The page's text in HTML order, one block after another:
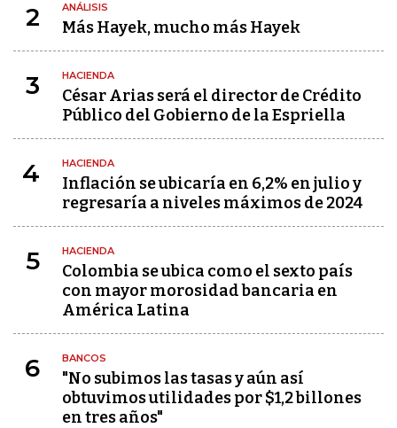
2 ANÁLISIS
Más Hayek, mucho más Hayek
3 HACIENDA
César Arias será el director de Crédito
Público del Gobierno de la Espriella
4 HACIENDA
Inflación se ubicaría en 6,2% en julio y
regresaría a niveles máximos de 2024
5 HACIENDA
Colombia se ubica como el sexto país
con mayor morosidad bancaria en
América Latina
6 BANCOS
"No subimos las tasas y aún así
obtuvimos utilidades por $1,2 billones
en tres años"